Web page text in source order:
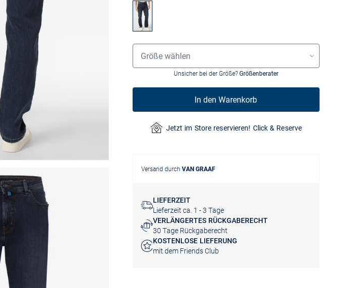
Größenauswahl
Größe wählen
Unsicher bei der Größe? Größenberater
In den Warenkorb
Jetzt im Store reservieren! Click & Reserve
Versand durch VAN GRAAF
LIEFERZEIT
Lieferzeit ca. 1 - 3 Tage
VERLÄNGERTES RÜCKGABERECHT
30 Tage Rückgaberecht
KOSTENLOSE LIEFERUNG
mit dem Friends Club